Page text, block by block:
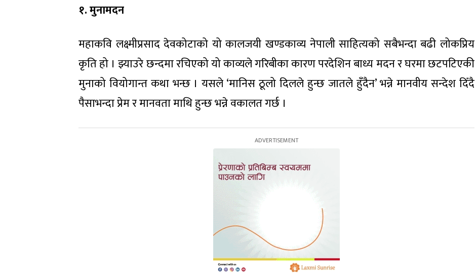
१. मुनामदन
महाकवि लक्ष्मीप्रसाद देवकोटाको यो कालजयी खण्डकाव्य नेपाली साहित्यको सबैभन्दा बढी लोकप्रिय
कृति हो । झ्याउरे छन्दमा रचिएको यो काव्यले गरिबीका कारण परदेशिन बाध्य मदन र घरमा छटपटिएकी
मुनाको वियोगान्त कथा भन्छ । यसले ‘मानिस ठूलो दिलले हुन्छ जातले हुँदैन’ भन्ने मानवीय सन्देश दिँदै
पैसाभन्दा प्रेम र मानवता माथि हुन्छ भन्ने वकालत गर्छ ।